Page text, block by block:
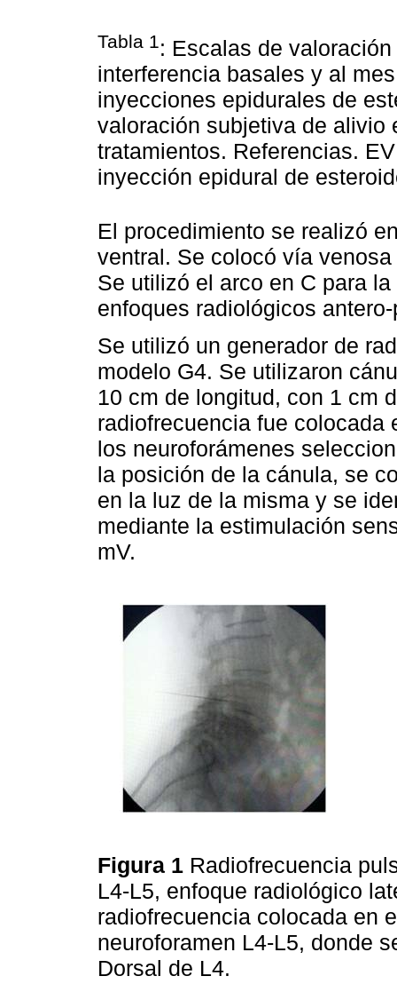
Tabla 1: Escalas de
interferencia basales y al
inyecciones epidurales de
valoración subjetiva de alivio
tratamientos. Referencias.
inyección epidural de
El procedimiento se realizó
ventral. Se colocó vía
Se utilizó el arco en C para
enfoques radiológicos
Se utilizó un generador de
modelo G4. Se utilizaron
10 cm de longitud, con 1 cm
radiofrecuencia fue colocada
los neuroforámenes
la posición de la cánula, se
en la luz de la misma y se
mediante la estimulación
mV.
Figura 1 Radiofrecuencia
L4-L5, enfoque radiológico
radiofrecuencia colocada en
neuroforamen L4-L5, donde
Dorsal de L4.